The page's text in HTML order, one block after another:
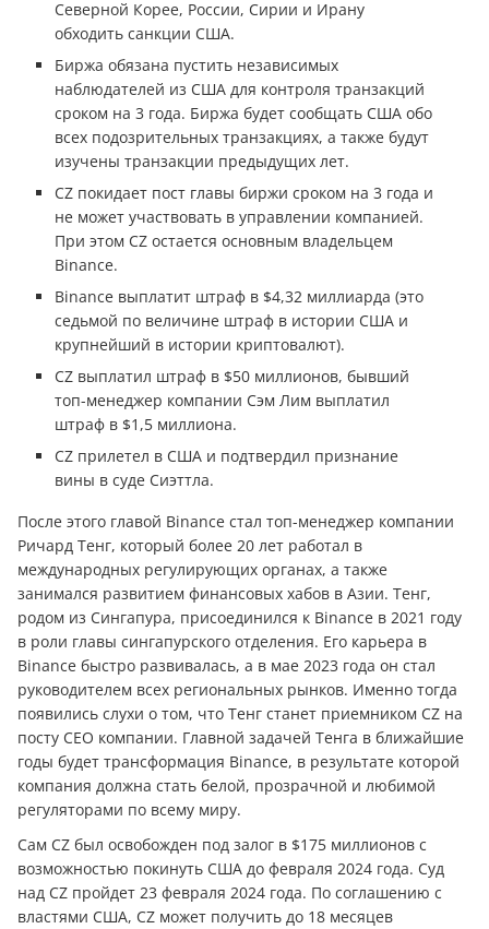
Северной Корее, России, Сирии и Ирану
обходить санкции США.
Биржа обязана пустить независимых
наблюдателей из США для контроля транзакций
сроком на 3 года. Биржа будет сообщать США обо
всех подозрительных транзакциях, а также будут
изучены транзакции предыдущих лет.
CZ покидает пост главы биржи сроком на 3 года и
не может участвовать в управлении компанией.
При этом CZ остается основным владельцем
Binance.
Binance выплатит штраф в $4,32 миллиарда (это
седьмой по величине штраф в истории США и
крупнейший в истории криптовалют).
CZ выплатил штраф в $50 миллионов, бывший
топ-менеджер компании Сэм Лим выплатил
штраф в $1,5 миллиона.
CZ прилетел в США и подтвердил признание
вины в суде Сиэттла.
После этого главой Binance стал топ-менеджер компании
Ричард Тенг, который более 20 лет работал в
международных регулирующих органах, а также
занимался развитием финансовых хабов в Азии. Тенг,
родом из Сингапура, присоединился к Binance в 2021 году
в роли главы сингапурского отделения. Его карьера в
Binance быстро развивалась, а в мае 2023 года он стал
руководителем всех региональных рынков. Именно тогда
появились слухи о том, что Тенг станет приемником CZ на
посту CEO компании. Главной задачей Тенга в ближайшие
годы будет трансформация Binance, в результате которой
компания должна стать белой, прозрачной и любимой
регуляторами по всему миру.
Сам CZ был освобожден под залог в $175 миллионов с
возможностью покинуть США до февраля 2024 года. Суд
над CZ пройдет 23 февраля 2024 года. По соглашению с
властями США, CZ может получить до 18 месяцев